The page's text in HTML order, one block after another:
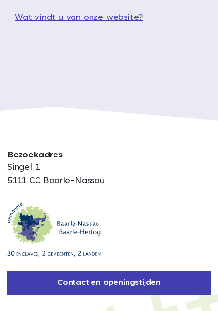
Wat vindt u van onze website?
Bezoekadres
Singel 1
5111 CC Baarle-Nassau
Contact en openingstijden